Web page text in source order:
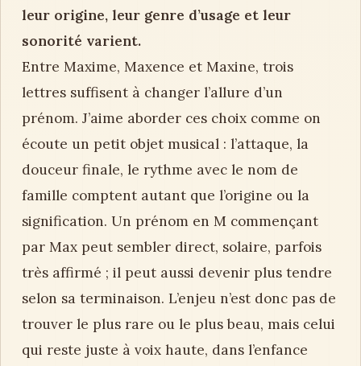
leur origine, leur genre d’usage et leur
sonorité varient.
Entre Maxime, Maxence et Maxine, trois
lettres suffisent à changer l’allure d’un
prénom. J’aime aborder ces choix comme on
écoute un petit objet musical : l’attaque, la
douceur finale, le rythme avec le nom de
famille comptent autant que l’origine ou la
signification. Un prénom en M commençant
par Max peut sembler direct, solaire, parfois
très affirmé ; il peut aussi devenir plus tendre
selon sa terminaison. L’enjeu n’est donc pas de
trouver le plus rare ou le plus beau, mais celui
qui reste juste à voix haute, dans l’enfance